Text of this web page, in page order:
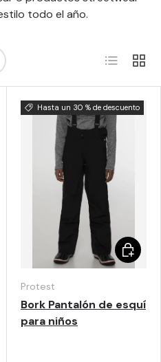
todo el año.
Lista Rejilla
Hasta un 30 % de descuento
Protest
Bork Pantalón de esquí
para niños
Elegir